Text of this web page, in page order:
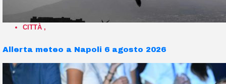
CITTÀ ,
Allerta meteo a Napoli 6 agosto 2026